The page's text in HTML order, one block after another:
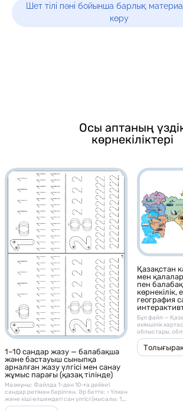
Шет тілі пәні бойынша барлық
көру
Осы аптаның
көрнекіліктері
1–10 сандар жазу — балабақша
және бастауыш сыныпқа
арналған жазу үлгісі мен санау
жұмыс парағы (қазақ тілінде)
Мазмұны: Файлда 1-ден 10-ға дейінгі
сандар ретімен берілген. Әр бетте: • Үлкен
және кіші өлшемдегі сан үлгісі (мысалы: 1,
2, 3…) • Сол санға сәйкес зат суреттері
Қазақстан
мен
пен
көрнекілік,
география
Бұл файл —
әкімшілік
облыстары,
қалалары
түсінікті
Мақсаты: • Балалар мен оқушыларға